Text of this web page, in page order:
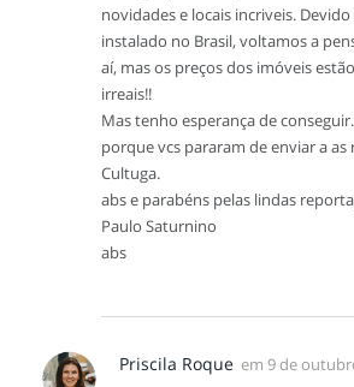
novidades e locais incriveis.
instalado no Brasil, voltamos a
aí, mas os preços dos imóveis
irreais!!
Mas tenho esperança de
porque vcs pararam de enviar a
Cultuga.
abs e parabéns pelas lindas
Paulo Saturnino
abs
Priscila Roque em 9 de